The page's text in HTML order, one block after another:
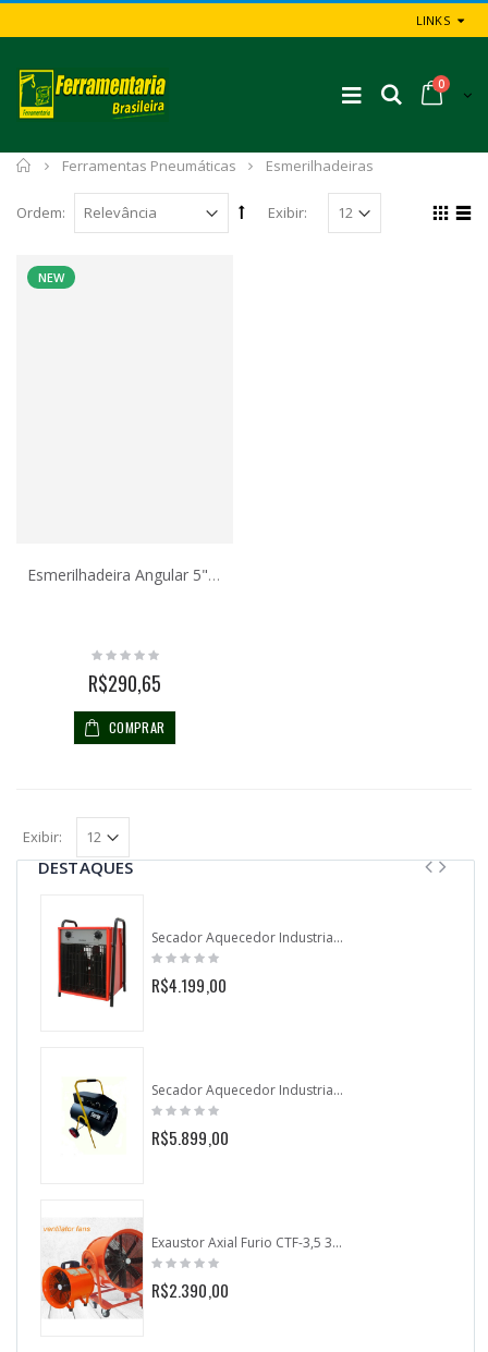
LINKS
0
Início
Ferramentas Pneumáticas Esmerilhadeiras
Ordem: Exibir:
NEW
Esmerilhadeira Angular 5" AT-285
R$290,65
COMPRAR
Exibir:
DESTAQUES
Secador Aquecedor Industrial Furio 15.000 watts
R$4.199,00
Secador Aquecedor Industrial Furio E-300F - 30.000 watts
R$5.899,00
Exaustor Axial Furio CTF-3,5 350mm
R$2.390,00